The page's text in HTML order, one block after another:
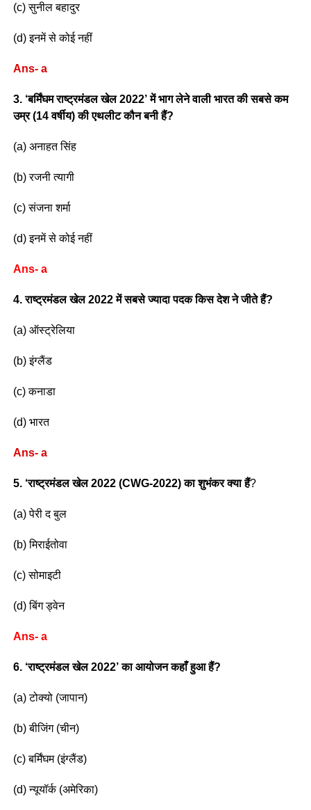
(c) सुनील बहादुर
(d) इनमें से कोई नहीं
Ans- a
3. ‘बर्मिंघम राष्ट्रमंडल खेल 2022’ में भाग लेने वाली भारत की सबसे कम
उम्र (14 वर्षीय) की एथलीट कौन बनी हैं?
(a) अनाहत सिंह
(b) रजनी त्यागी
(c) संजना शर्मा
(d) इनमें से कोई नहीं
Ans- a
4. राष्ट्रमंडल खेल 2022 में सबसे ज्यादा पदक किस देश ने जीते हैं?
(a) ऑस्ट्रेलिया
(b) इंग्लैंड
(c) कनाडा
(d) भारत
Ans- a
5. ‘राष्ट्रमंडल खेल 2022 (CWG-2022) का शुभंकर क्या हैं?
(a) पेरी द बुल
(b) मिराईतोवा
(c) सोमाइटी
(d) बिंग ड्वेन
Ans- a
6. ‘राष्ट्रमंडल खेल 2022’ का आयोजन कहाँ हुआ हैं?
(a) टोक्यो (जापान)
(b) बीजिंग (चीन)
(c) बर्मिंघम (इंग्लैंड)
(d) न्यूयॉर्क (अमेरिका)